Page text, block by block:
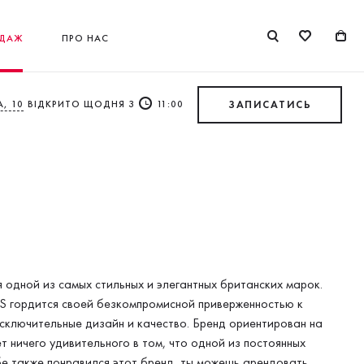
ПРО НАС
10 ВІДКРИТО ЩОДНЯ З 11:00 ЗАПИСАТИСЬ
из самых стильных и элегантных британских марок.
своей безкомпромисной приверженностью к
дизайн и качество. Бренд ориентирован на
удивительного в том, что одной из постоянных